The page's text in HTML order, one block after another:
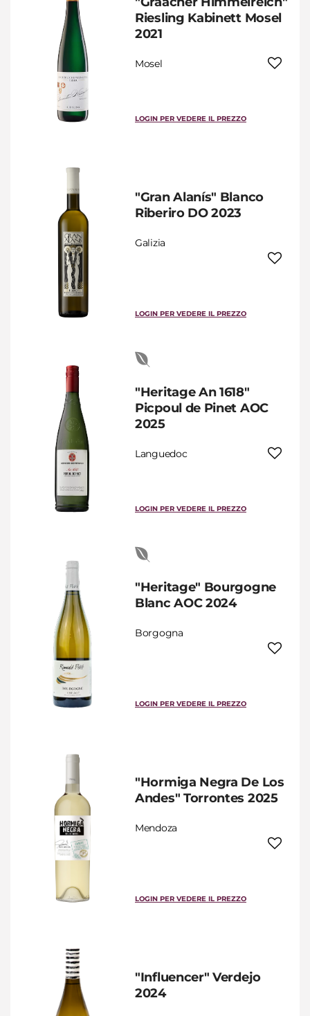
Riesling Kabinett Mosel
2021
Mosel
LOGIN PER VEDERE IL PREZZO
"Gran Alanís" Blanco
Riberiro DO 2023
Galizia
LOGIN PER VEDERE IL PREZZO
"Heritage An 1618"
Picpoul de Pinet AOC
2025
Languedoc
LOGIN PER VEDERE IL PREZZO
"Heritage" Bourgogne
Blanc AOC 2024
Borgogna
LOGIN PER VEDERE IL PREZZO
"Hormiga Negra De Los
Andes" Torrontes 2025
Mendoza
LOGIN PER VEDERE IL PREZZO
"Influencer" Verdejo
2024